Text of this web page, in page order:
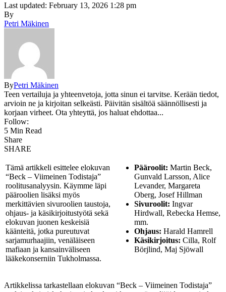
Last updated: February 13, 2026 1:28 pm
By
Petri Mäkinen
ByPetri Mäkinen
Teen vertailuja ja yhteenvetoja, jotta sinun ei tarvitse. Kerään tiedot,
arvioin ne ja kirjoitan selkeästi. Päivitän sisältöä säännöllisesti ja
korjaan virheet. Ota yhteyttä, jos haluat ehdottaa...
Follow:
5 Min Read
Share
SHARE
Tämä artikkeli esittelee elokuvan
“Beck – Viimeinen Todistaja”
roolitusanalyysin. Käymme läpi
pääroolien lisäksi myös
merkittävien sivuroolien taustoja,
ohjaus- ja käsikirjoitustyötä sekä
elokuvan juonen keskeisiä
käänteitä, jotka pureutuvat
sarjamurhaajiin, venäläiseen
mafiaan ja kansainväliseen
lääkekonserniin Tukholmassa.
Pääroolit: Martin Beck,
Gunvald Larsson, Alice
Levander, Margareta
Oberg, Josef Hillman
Sivuroolit: Ingvar
Hirdwall, Rebecka Hemse,
mm.
Ohjaus: Harald Hamrell
Käsikirjoitus: Cilla, Rolf
Börjlind, Maj Sjöwall
Artikkelissa tarkastellaan elokuvan “Beck – Viimeinen Todistaja”